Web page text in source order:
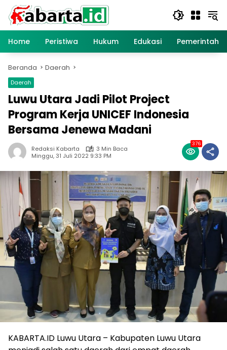
Langsung
konten
Home
Peristiwa Hukum Edukasi
Beranda Daerah
Daerah
Luwu Utara Jadi Pilot Project
Program Kerja UNICEF Indonesia
Bersama Jenewa Madani
Redaksi Kabarta
3 Min Baca
Minggu, 31 Juli 2022 9:33 PM
376
KABARTA.ID Luwu Utara – Kabupaten Luwu Utara